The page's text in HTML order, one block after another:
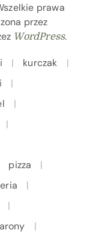
prawa
przez
WordPress.
kurczak
pizza